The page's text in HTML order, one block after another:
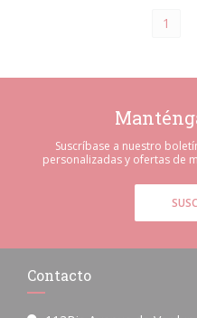
1
Suscríbase a nuestro
personalizadas y ofertas de
Contacto